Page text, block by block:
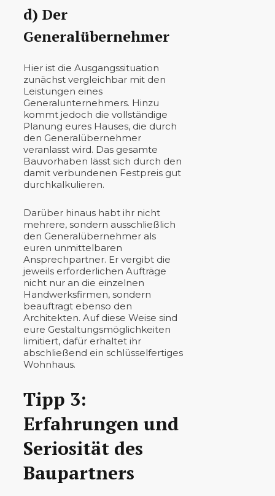
d) Der
Generalübernehmer
Hier ist die Ausgangssituation
zunächst vergleichbar mit den
Leistungen eines
Generalunternehmers. Hinzu
kommt jedoch die vollständige
Planung eures Hauses, die durch
den Generalübernehmer
veranlasst wird. Das gesamte
Bauvorhaben lässt sich durch den
damit verbundenen Festpreis gut
durchkalkulieren.
Darüber hinaus habt ihr nicht
mehrere, sondern ausschließlich
den Generalübernehmer als
euren unmittelbaren
Ansprechpartner. Er vergibt die
jeweils erforderlichen Aufträge
nicht nur an die einzelnen
Handwerksfirmen, sondern
beauftragt ebenso den
Architekten. Auf diese Weise sind
eure Gestaltungsmöglichkeiten
limitiert, dafür erhaltet ihr
abschließend ein schlüsselfertiges
Wohnhaus.
Tipp 3:
Erfahrungen und
Seriosität des
Baupartners